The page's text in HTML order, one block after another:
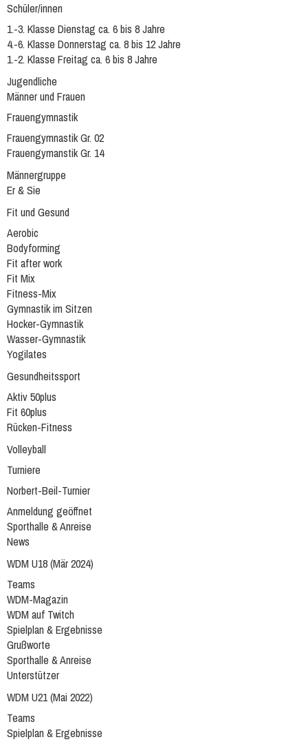
Schüler/innen
1.-3. Klasse Dienstag ca. 6 bis 8 Jahre
4.-6. Klasse Donnerstag ca. 8 bis 12 Jahre
1.-2. Klasse Freitag ca. 6 bis 8 Jahre
Jugendliche
Männer und Frauen
Frauengymnastik
Frauengymnastik Gr. 02
Frauengymanstik Gr. 14
Männergruppe
Er & Sie
Fit und Gesund
Aerobic
Bodyforming
Fit after work
Fit Mix
Fitness-Mix
Gymnastik im Sitzen
Hocker-Gymnastik
Wasser-Gymnastik
Yogilates
Gesundheitssport
Aktiv 50plus
Fit 60plus
Rücken-Fitness
Volleyball
Turniere
Norbert-Beil-Turnier
Anmeldung geöffnet
Sporthalle & Anreise
News
WDM U18 (Mär 2024)
Teams
WDM-Magazin
WDM auf Twitch
Spielplan & Ergebnisse
Grußworte
Sporthalle & Anreise
Unterstützer
WDM U21 (Mai 2022)
Teams
Spielplan & Ergebnisse